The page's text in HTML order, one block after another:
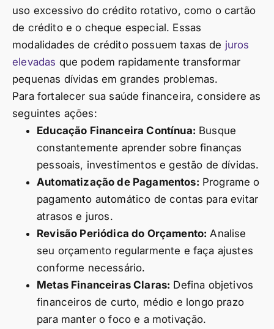
uso excessivo do crédito rotativo, como o cartão
de crédito e o cheque especial. Essas
modalidades de crédito possuem taxas de juros
elevadas que podem rapidamente transformar
pequenas dívidas em grandes problemas.
Para fortalecer sua saúde financeira, considere as
seguintes ações:
Educação Financeira Contínua: Busque
constantemente aprender sobre finanças
pessoais, investimentos e gestão de dívidas.
Automatização de Pagamentos: Programe o
pagamento automático de contas para evitar
atrasos e juros.
Revisão Periódica do Orçamento: Analise
seu orçamento regularmente e faça ajustes
conforme necessário.
Metas Financeiras Claras: Defina objetivos
financeiros de curto, médio e longo prazo
para manter o foco e a motivação.